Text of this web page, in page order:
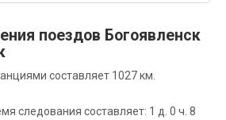
поездов Богоявленск
составляет 1027 км.
следования составляет: 1 д. 0 ч. 8